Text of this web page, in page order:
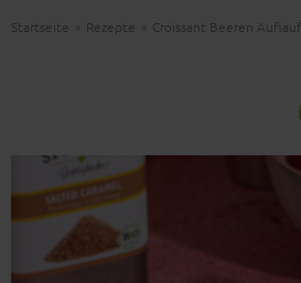
Startseite » Rezepte » Croissant Beeren Auflauf